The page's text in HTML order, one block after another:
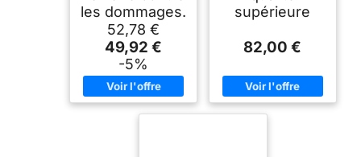
les dommages.
52,78 €
49,92 €
-5%
supérieure
82,00 €